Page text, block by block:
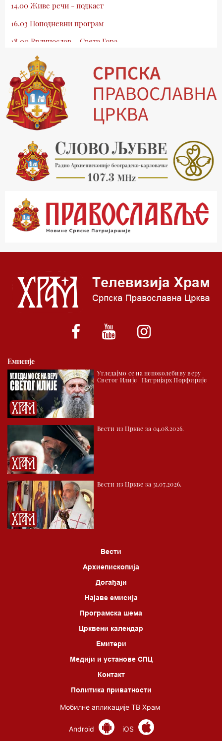
14.00 Живе речи - подкаст
16.03 Поподневни програм
18.00 Врлинослов – Света Гора
19.03 Атлас памћења
19.30 Вечерње молитве
20.00 Вести из Цркве
20.15 Реч архијереја
20.30 Млади у Цркви
21.03 Гугл пита
22.03 Црквена предавања и трибине
23.00 Питања и одговори
00.03 Гугл пита
01.03 Живе речи - подкаст
*најважније вести емитујемо на сваки пун сат
Емисије
Угледајмо се на непоколебиву веру
Светог Илије | Патријарх Порфирије
Вести из Цркве за 04.08.2026.
Вести из Цркве за 31.07.2026.
Вести
Архиепископија
Догађаји
Најаве емисија
Програмска шема
Црквени календар
Емитери
Медији и установе СПЦ
Контакт
Политика приватности
Мобилне апликације ТВ Храм
Android iOS